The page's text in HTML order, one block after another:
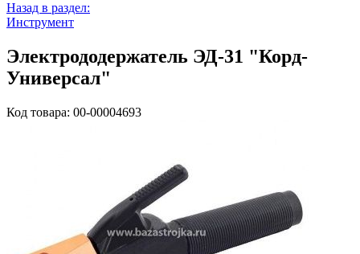
Назад в раздел:
Инструмент
Электрододержатель ЭД-31 "Корд-
Универсал"
Код товара: 00-00004693